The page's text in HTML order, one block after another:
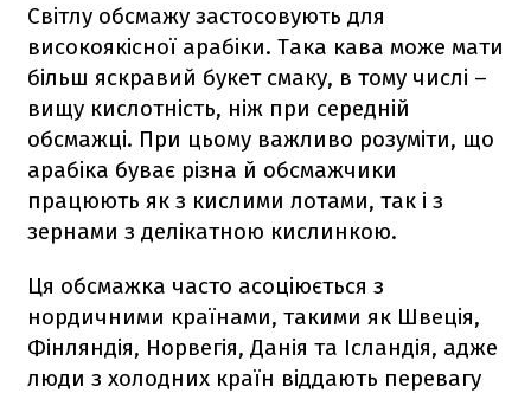
Світлу обсмажу застосовують для
високоякісної арабіки. Така кава може мати
більш яскравий букет смаку, в тому числі –
вищу кислотність, ніж при середній
обсмажці. При цьому важливо розуміти, що
арабіка буває різна й обсмажчики
працюють як з кислими лотами, так і з
зернами з делікатною кислинкою.
Ця обсмажка часто асоціюється з
нордичними країнами, такими як Швеція,
Фінляндія, Норвегія, Данія та Ісландія, адже
люди з холодних країн віддають перевагу